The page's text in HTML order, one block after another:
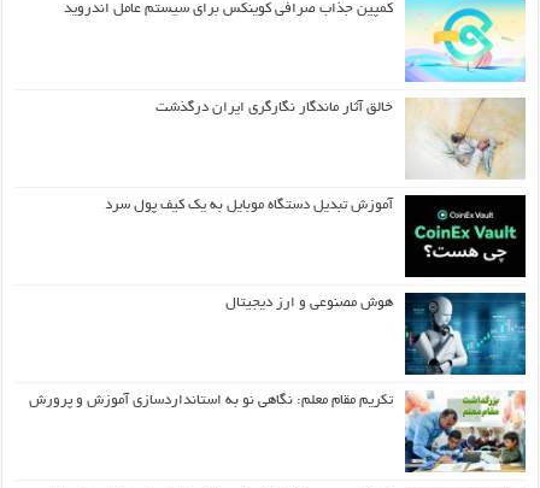
کمپین جذاب صرافی کوینکس برای سیستم عامل اندروید
خالق آثار ماندگار نگارگری ایران درگذشت
آموزش تبدیل دستگاه موبایل به یک کیف‌ پول سرد
هوش مصنوعی و ارز دیجیتال
تکریم مقام معلم: نگاهی نو به استانداردسازی آموزش و پرورش